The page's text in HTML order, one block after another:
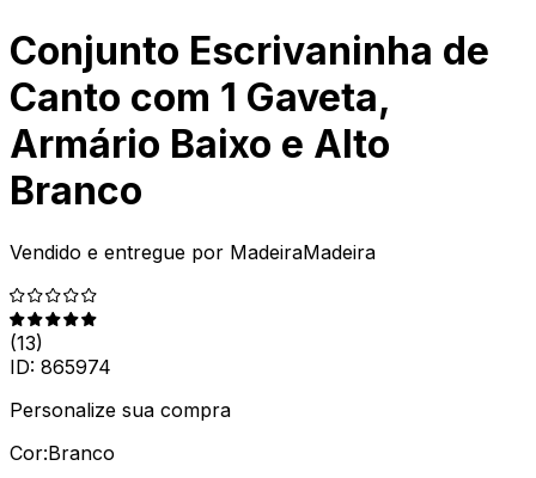
Conjunto Escrivaninha de
Canto com 1 Gaveta,
Armário Baixo e Alto
Branco
Vendido e entregue por MadeiraMadeira
(13)
ID: 865974
Personalize sua compra
Cor:Branco